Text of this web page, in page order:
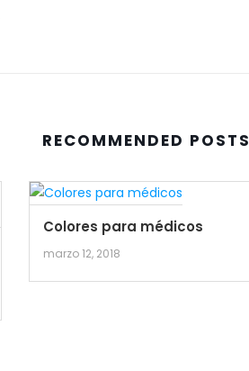
RECOMMENDED POSTS
Colores para médicos
marzo 12, 2018